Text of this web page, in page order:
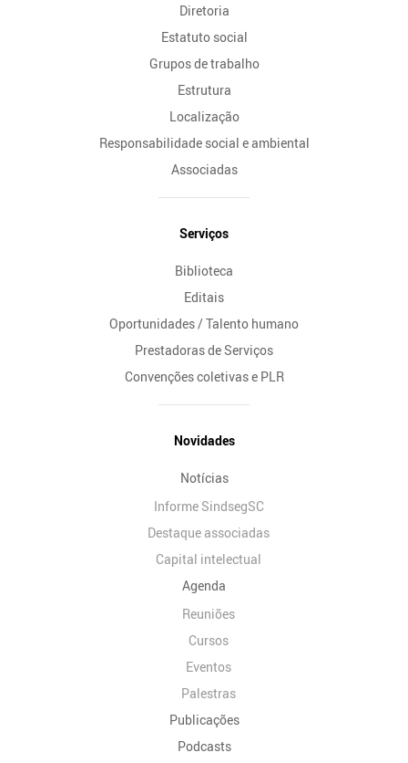
Diretoria
Estatuto social
Grupos de trabalho
Estrutura
Localização
Responsabilidade social e ambiental
Associadas
Serviços
Biblioteca
Editais
Oportunidades / Talento humano
Prestadoras de Serviços
Convenções coletivas e PLR
Novidades
Notícias
Informe SindsegSC
Destaque associadas
Capital intelectual
Agenda
Reuniões
Cursos
Eventos
Palestras
Publicações
Podcasts